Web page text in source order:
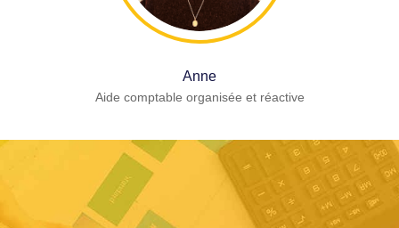
Anne
Aide comptable organisée et réactive